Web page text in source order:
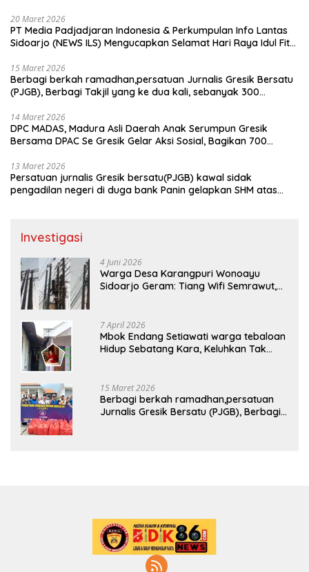
20 Maret 2026
PT Media Padjadjaran Indonesia & Perkumpulan Info Lantas
Sidoarjo (NEWS ILS) Mengucapkan Selamat Hari Raya Idul Fitri
15 Maret 2026
Berbagi berkah ramadhan,persatuan Jurnalis Gresik Bersatu
(PJGB), Berbagi Takjil yang ke dua kali, sebanyak 300
14 Maret 2026
DPC MADAS, Madura Asli Daerah Anak Serumpun Gresik
Bersama DPAC Se Gresik Gelar Aksi Sosial, Bagikan 700
13 Maret 2026
Persatuan jurnalis Gresik bersatu(PJGB) kawal sidak
pengadilan negeri di duga bank Panin gelapkan SHM atas
Investigasi
4 Juni 2026
Warga Desa Karangpuri Wonoayu
Sidoarjo Geram: Tiang Wifi Semrawut,
7 April 2026
Mbok Endang Setiawati warga tebaloan
Hidup Sebatang Kara, Keluhkan Tak
15 Maret 2026
Berbagi berkah ramadhan,persatuan
Jurnalis Gresik Bersatu (PJGB), Berbagi